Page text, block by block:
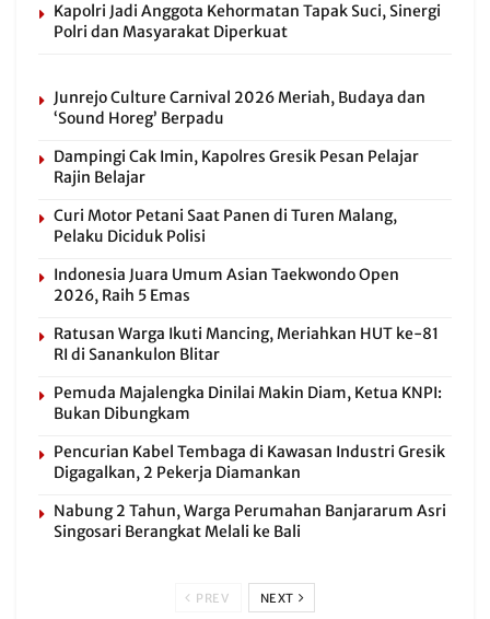
Kapolri Jadi Anggota Kehormatan Tapak Suci, Sinergi
Polri dan Masyarakat Diperkuat
Junrejo Culture Carnival 2026 Meriah, Budaya dan
‘Sound Horeg’ Berpadu
Dampingi Cak Imin, Kapolres Gresik Pesan Pelajar
Rajin Belajar
Curi Motor Petani Saat Panen di Turen Malang,
Pelaku Diciduk Polisi
Indonesia Juara Umum Asian Taekwondo Open
2026, Raih 5 Emas
Ratusan Warga Ikuti Mancing, Meriahkan HUT ke-81
RI di Sanankulon Blitar
Pemuda Majalengka Dinilai Makin Diam, Ketua KNPI:
Bukan Dibungkam
Pencurian Kabel Tembaga di Kawasan Industri Gresik
Digagalkan, 2 Pekerja Diamankan
Nabung 2 Tahun, Warga Perumahan Banjararum Asri
Singosari Berangkat Melali ke Bali
PREV NEXT